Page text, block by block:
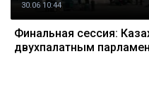
30.06 10:44
Финальная сессия:
двухпалатным